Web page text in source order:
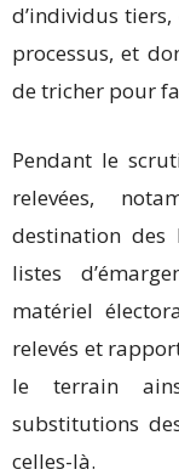
d’individus
processus, et
de tricher pour
Pendant le
relevées,
destination
listes
matériel
relevés et
le terrain
substitutions
celles-là.